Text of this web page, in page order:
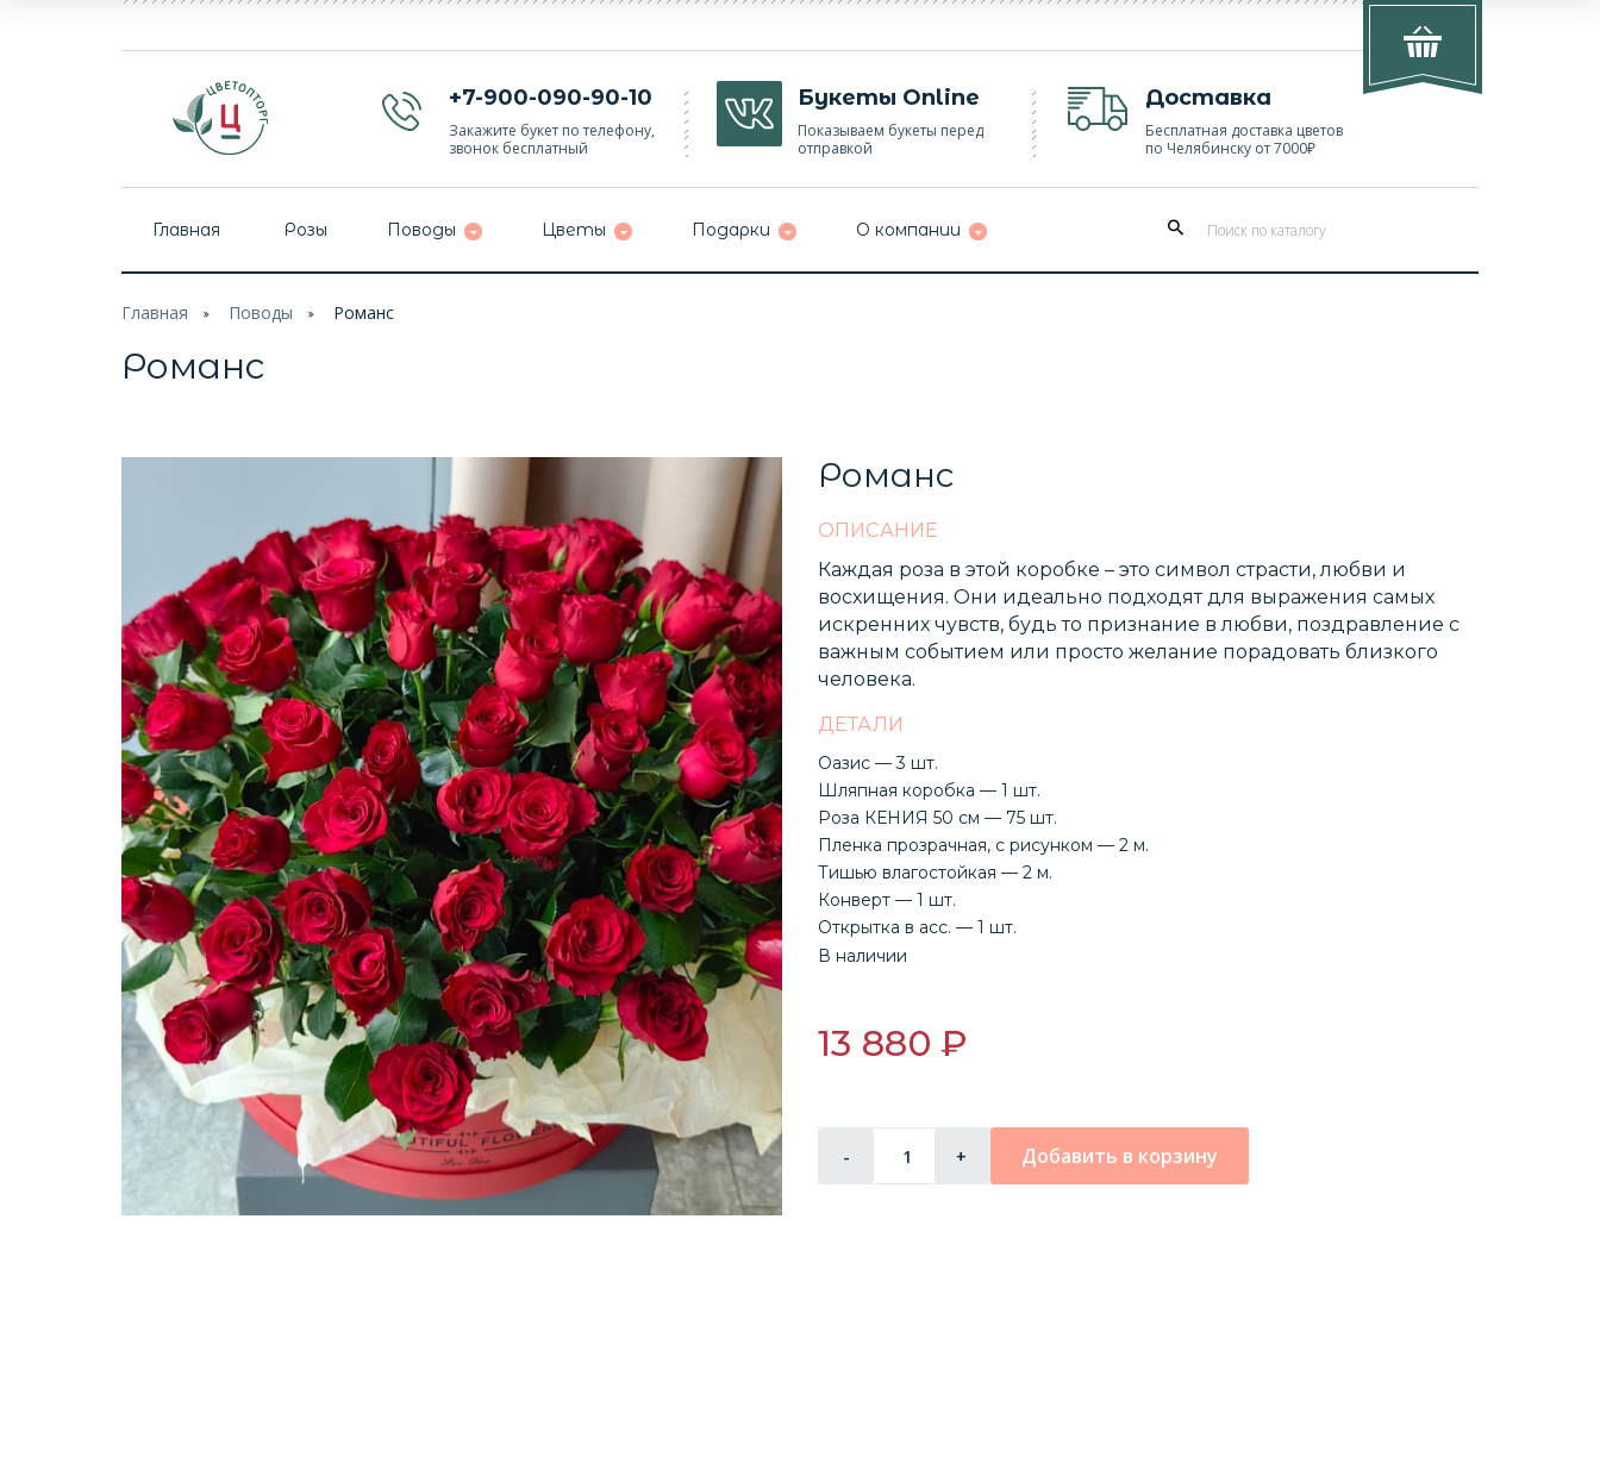
+7-900-090-90-10
Закажите букет по телефону,
звонок бесплатный
Букеты Online
Показываем букеты перед
отправкой
Доставка
Бесплатная доставка цветов
по Челябинску от 7000₽
Главная Розы Поводы Цветы Подарки О компании
Главная Поводы Романс
Романс
Романс
ОПИСАНИЕ
Каждая роза в этой коробке – это символ страсти, любви и
восхищения. Они идеально подходят для выражения самых
искренних чувств, будь то признание в любви, поздравление с
важным событием или просто желание порадовать близкого
человека.
ДЕТАЛИ
Оазис — 3 шт.
Шляпная коробка — 1 шт.
Роза КЕНИЯ 50 см — 75 шт.
Пленка прозрачная, с рисунком — 2 м.
Тишью влагостойкая — 2 м.
Конверт — 1 шт.
Открытка в асс. — 1 шт.
В наличии
13 880 ₽
- + Добавить в корзину